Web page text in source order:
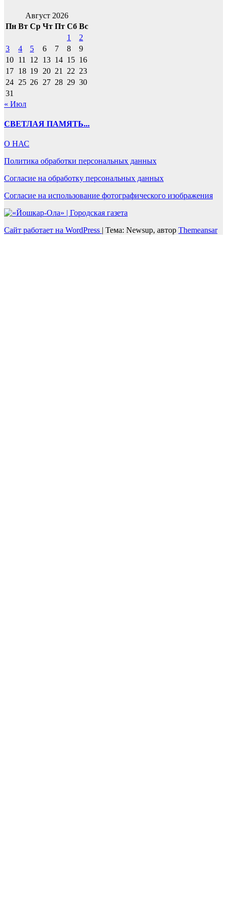
Август 2026
Пн Вт Ср Чт Пт Сб Вс
1
2
3
4 5 6 7 8
9
10 11 12 13 14 15 16
17 18 19 20 21 22 23
24 25 26 27 28 29 30
31
« Июл
СВЕТЛАЯ ПАМЯТЬ...
О НАС
Политика обработки персональных данных
Согласие на обработку персональных данных
Согласие на использование фотографического изображения
Сайт работает на WordPress | Тема: Newsup, автор Themeansar